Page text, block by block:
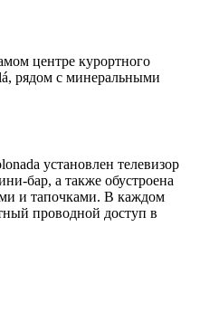
центре курортного
рядом с минеральными
установлен телевизор
бар, а также обустроена
и тапочками. В каждом
проводной доступ в